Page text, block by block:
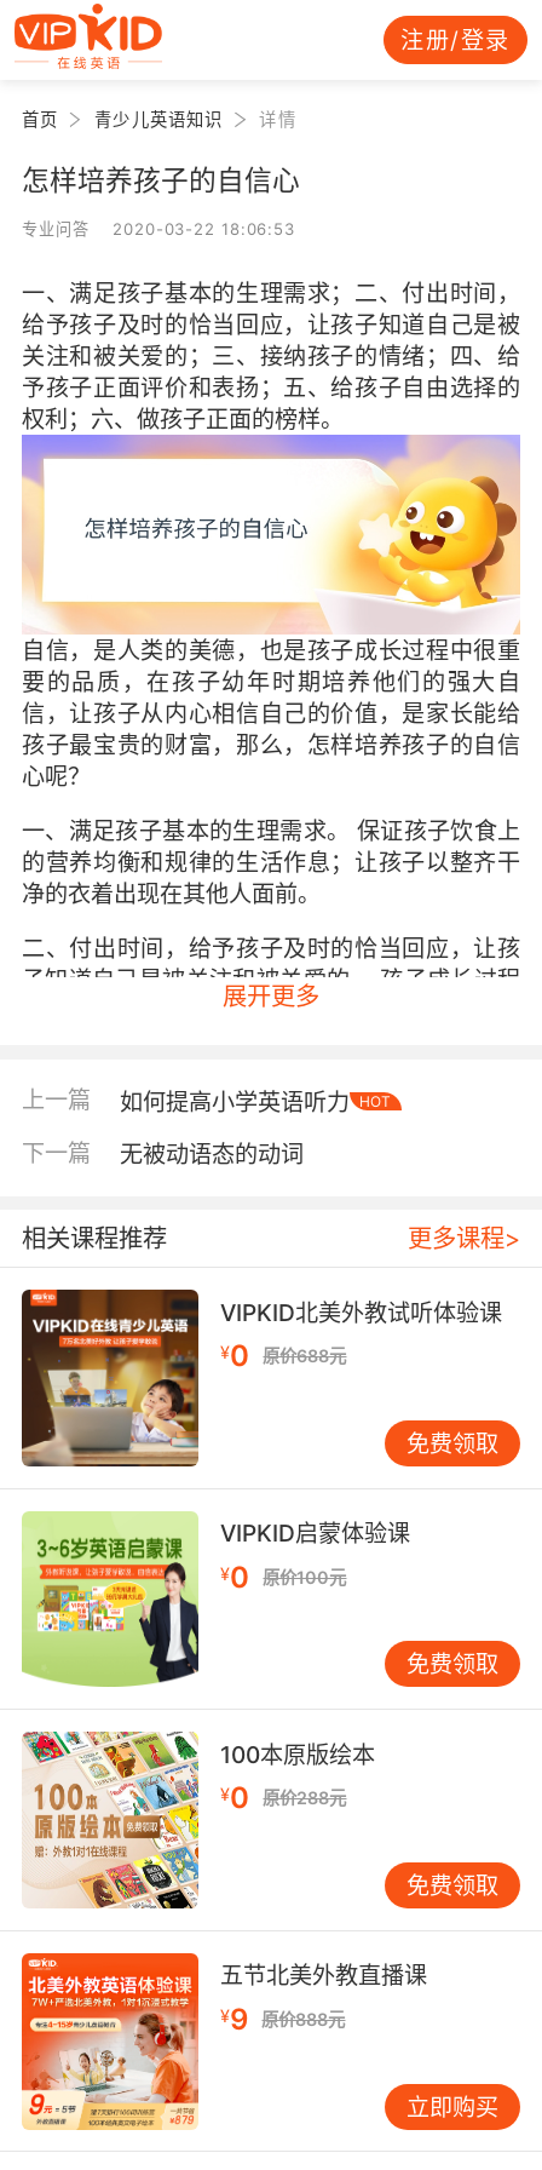
注册/登录
首页 青少儿英语知识 详情
怎样培养孩子的自信心
专业问答 2020-03-22 18:06:53
一、满足孩子基本的生理需求；二、付出时间，
给予孩子及时的恰当回应，让孩子知道自己是被
关注和被关爱的；三、接纳孩子的情绪；四、给
予孩子正面评价和表扬；五、给孩子自由选择的
权利；六、做孩子正面的榜样。
自信，是人类的美德，也是孩子成长过程中很重
要的品质，在孩子幼年时期培养他们的强大自
信，让孩子从内心相信自己的价值，是家长能给
孩子最宝贵的财富，那么，怎样培养孩子的自信
心呢？
一、满足孩子基本的生理需求。 保证孩子饮食上
的营养均衡和规律的生活作息；让孩子以整齐干
净的衣着出现在其他人面前。
二、付出时间，给予孩子及时的恰当回应，让孩
子知道自己是被关注和被关爱的。 孩子成长过程
中，对于父母的关注和回应及其在意，在孩子提
不要打断他的话，理解他的意思，听不清楚的时
候可以蹲下来，和他平等交流。像这样给孩子感
觉“被爱“的初体验，才能让孩子认识自己的价值
三、接纳孩子的情绪。 很小的孩子由于大脑发育
不完全，负责理性的部分还不完善，所以大多时
候无法像 大人一样通过理智去管理自己的情绪，
很多时候经常哭闹个不停，这种时候，很多家长
会因为没有办法应付变得烦躁和焦虑。其实，无
理由的批评孩子是没有什么明显效果的，反而会
疏远孩子和自己的关系，我们需要做的只是和孩
子一起认清自己的情绪来源，再给予接纳态度，
给孩子发泄自己情绪的权力。
四、给予孩子正面评价和表扬。 父母的评价对于
孩子的成长至关重要，孩子非常在乎父母对自己
的评价，就算他们还不知道如何去进行自我表
达，但是他们可以通过父母的动作神态去理解父
母想表达的意思，所以，努力发现孩子身上的闪
光点，找出他们的优秀品质并及时反馈给孩子，
这样的积极反馈可以帮助孩子一点点建立起强大
的自信。同时，给予孩子正面评价和表扬还能够
鼓励孩子去积极尝试，来发现自己的独特才能。
五、给孩子自由选择的权利。 在孩子的成长过程
中，可能会面临各种各样的选择，如果能够拥有
良好的“选择力“，懂得在关键时刻做出适合自己
的明智选择，更容易让孩子走向幸福和成功。这
个世界上有很多的可能性，在孩子体验自己选择
的过程中能够更清醒的认识这个世界，同时，事
情可以自己决定和选择的掌控感也是自信的重要
组成部分，会让孩子感受到成就感和价值感，从
而更乐观的对待事情。但是家长们一定要注意一
点：选择的原则——合理且能负责。
展开更多
上一篇 如何提高小学英语听力 HOT
下一篇 无被动语态的动词
相关课程推荐 更多课程>
VIPKID北美外教试听体验课
¥0 原价688元
免费领取
VIPKID启蒙体验课
¥0 原价100元
免费领取
100本原版绘本
¥0 原价288元
免费领取
五节北美外教直播课
¥9 原价888元
立即购买